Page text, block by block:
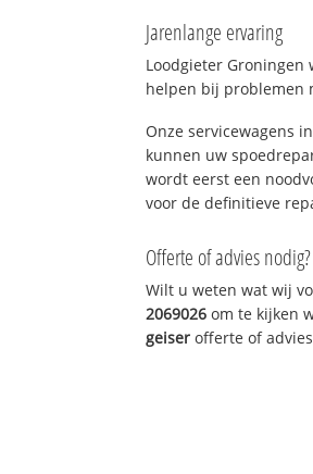
Jarenlange ervaring
Loodgieter
helpen bij problemen
Onze servicewagens
kunnen uw
wordt eerst een
voor de definitieve
Offerte of advies nodig?
Wilt u weten wat wij
2069026 om te kijken
geiser offerte of